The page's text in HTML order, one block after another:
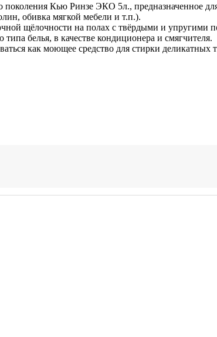
поколения Кью Ринзе ЭКО 5л., предназначенное
обивка мягкой мебели и т.п.).
щёлочности на полах с твёрдыми и упругими
белья, в качестве кондиционера и смягчителя.
как моющее средство для стирки деликатных